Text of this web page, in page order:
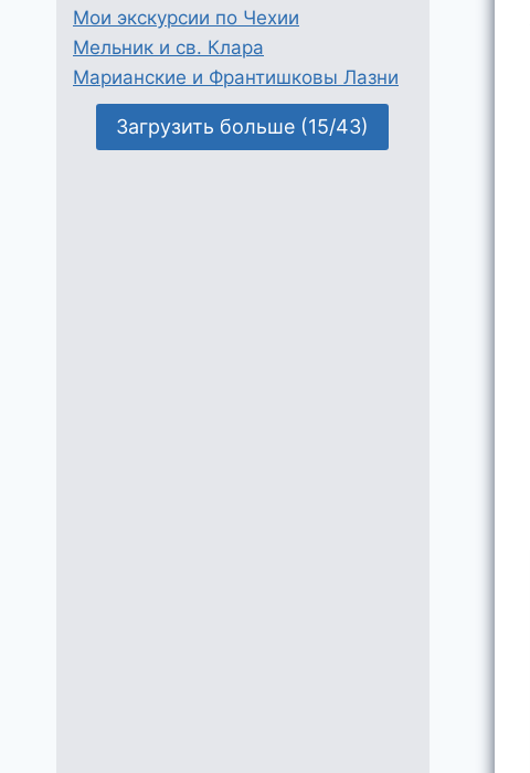
Мои экскурсии по Чехии
Мельник и св. Клара
Марианские и Франтишковы Лазни
Загрузить больше (15/43)